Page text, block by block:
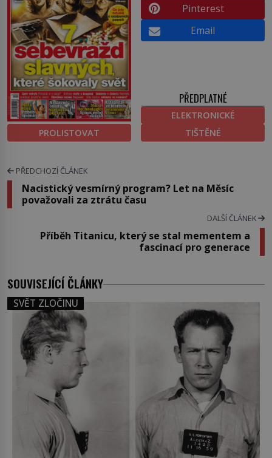
PROLISTOVAT
Pinterest
Email
PŘEDPLATNÉ
ELEKTRONICKÉ
TIŠTĚNÉ
PŘEDCHOZÍ ČLÁNEK
Nacistický vesmírný program? Let na Měsíc
považovali za ztrátu času
DALŠÍ ČLÁNEK
Příběh Titanicu, který se stal mementem a
fascinací pro generace
SOUVISEJÍCÍ ČLÁNKY
SVĚT ZLOČINU